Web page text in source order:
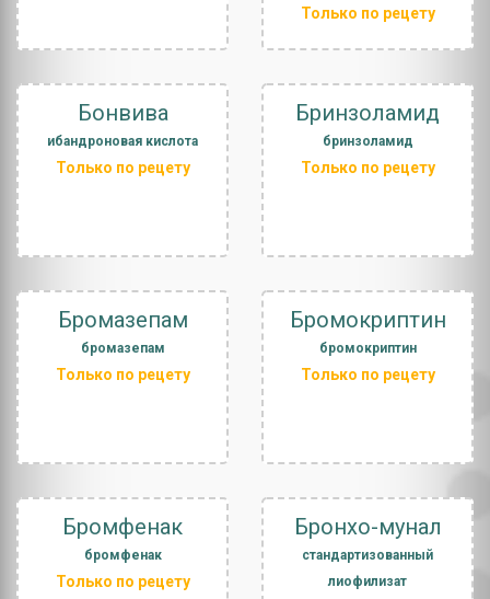
Только по рецету
Бонвива
ибандроновая кислота
Только по рецету
Бринзоламид
бринзоламид
Только по рецету
Бромазепам
бромазепам
Только по рецету
Бромокриптин
бромокриптин
Только по рецету
Бромфенак
бромфенак
Только по рецету
Бронхо-мунал
стандартизованный
лиофилизат